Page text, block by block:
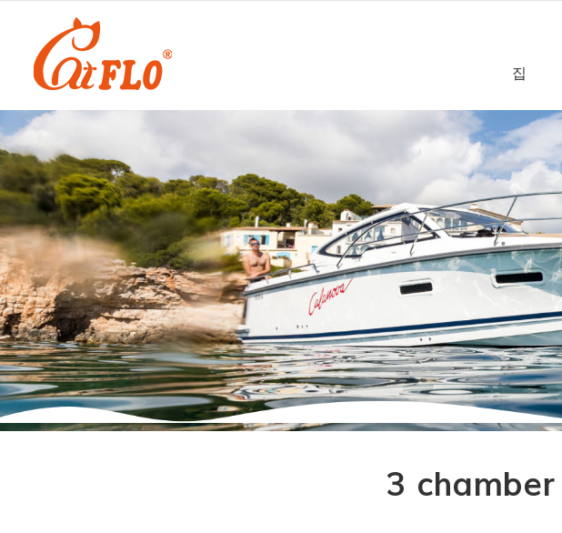
집
3